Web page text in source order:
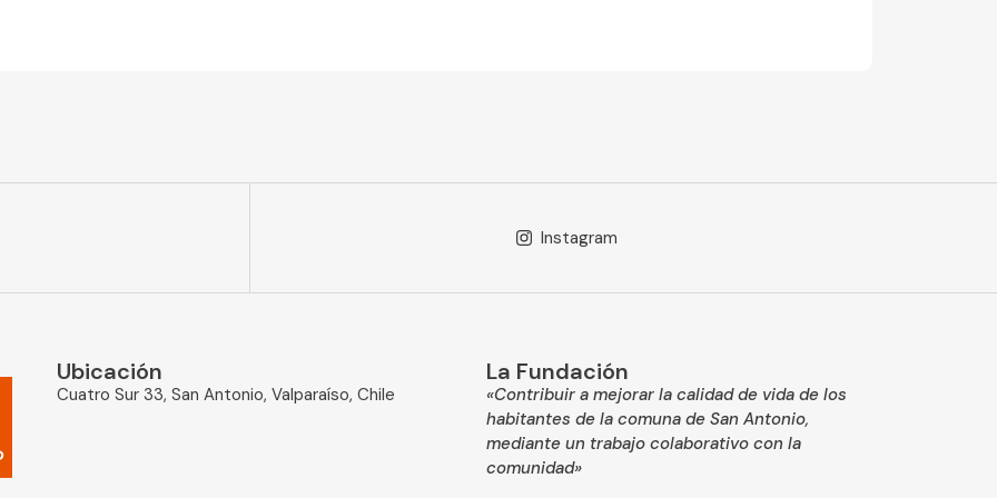
Instagram
Ubicación
Cuatro Sur 33, San Antonio, Valparaíso, Chile
La Fundación
«Contribuir a mejorar la calidad de vida de los
habitantes de la comuna de San Antonio,
mediante un trabajo colaborativo con la
comunidad»